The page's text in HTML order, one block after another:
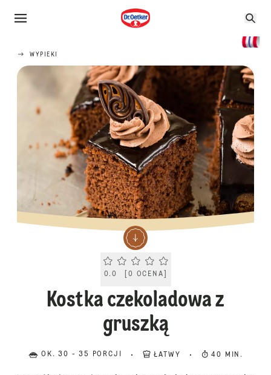
WYPIEKI
Current rating 0.0. Click to rate.
0.0 0 OCENA
Kostka czekoladowa z
gruszką
OK. 30 - 35 PORCJI ŁATWY 40 MIN.